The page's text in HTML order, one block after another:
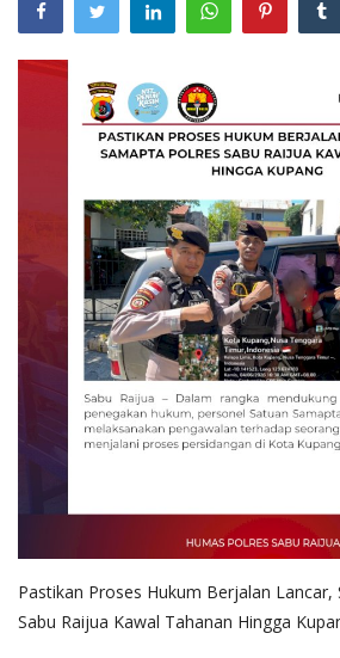
Giat Ops
Pastikan Proses Hukum Berjalan Lancar,
Sabu Raijua Kawal Tahanan Hingga